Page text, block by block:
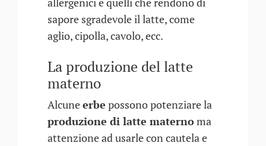
sapore sgradevole il latte, come
aglio, cipolla, cavolo, ecc.
La produzione del latte
materno
Alcuneerbe possono potenziare la
produzione di latte maternoma
attenzione ad usarle con cautela e